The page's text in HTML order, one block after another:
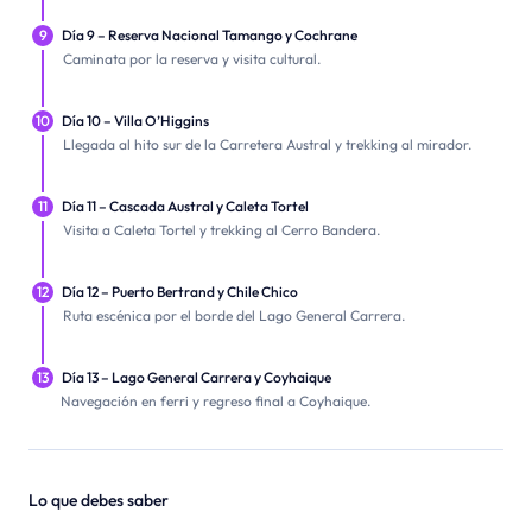
9
Día 9 – Reserva Nacional Tamango y Cochrane
Caminata por la reserva y visita cultural.
10
Día 10 – Villa O’Higgins
Llegada al hito sur de la Carretera Austral y trekking al mirador.
11
Día 11 – Cascada Austral y Caleta Tortel
Visita a Caleta Tortel y trekking al Cerro Bandera.
12
Día 12 – Puerto Bertrand y Chile Chico
Ruta escénica por el borde del Lago General Carrera.
13
Día 13 – Lago General Carrera y Coyhaique
Navegación en ferri y regreso final a Coyhaique.
Lo que debes saber